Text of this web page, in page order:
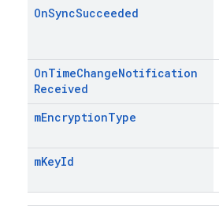
OnSyncSucceeded
OnTimeChangeNotification
Received
mEncryptionType
mKeyId